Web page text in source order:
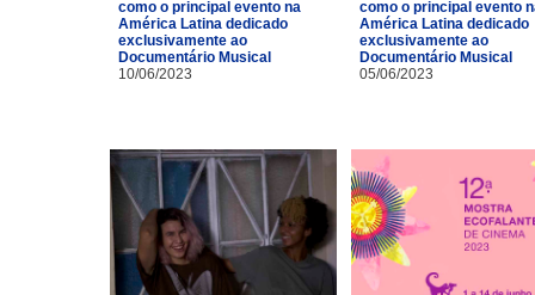
como o principal evento na
América Latina dedicado
exclusivamente ao
Documentário Musical
10/06/2023
como o principal evento
América Latina dedicado
exclusivamente ao
Documentário Musical
05/06/2023